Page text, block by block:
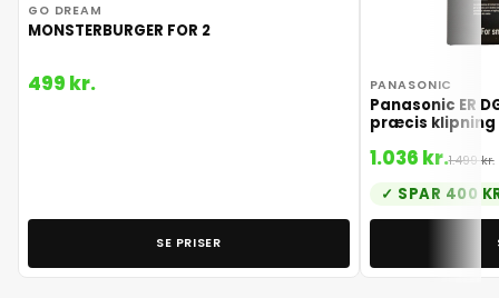
GO DREAM
MONSTERBURGER FOR 2
499 kr.
SE PRISER
PANASONIC
Panasonic ER
præcis klipning
1.036 kr.1.499 kr.
SPAR 400